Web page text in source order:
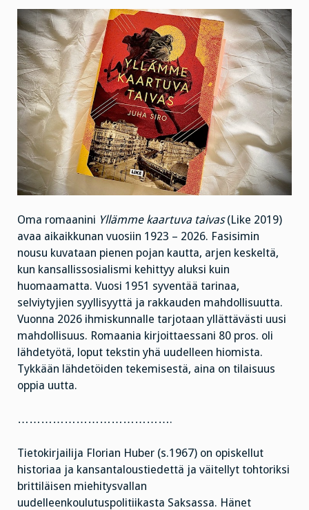
Oma romaanini Yllämme kaartuva taivas(Like 2019)
avaa aikaikkunan vuosiin 1923 – 2026. Fasisimin
nousu kuvataan pienen pojan kautta, arjen keskeltä,
kun kansallissosialismi kehittyy aluksi kuin
huomaamatta. Vuosi 1951 syventää tarinaa,
selviytyjien syyllisyyttä ja rakkauden mahdollisuutta.
Vuonna 2026 ihmiskunnalle tarjotaan yllättävästi uusi
mahdollisuus. Romaania kirjoittaessani 80 pros. oli
lähdetyötä, loput tekstin yhä uudelleen hiomista.
Tykkään lähdetöiden tekemisestä, aina on tilaisuus
oppia uutta.
………………………………….
Tietokirjailija Florian Huber (s.1967) on opiskellut
historiaa ja kansantaloustiedettä ja väitellyt tohtoriksi
brittiläisen miehitysvallan
uudelleenkoulutuspolitiikasta Saksassa. Hänet